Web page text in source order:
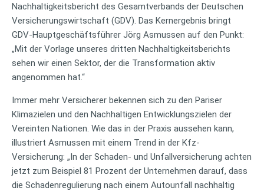
Nachhaltigkeitsbericht des Gesamtverbands der Deutschen
Versicherungswirtschaft (GDV). Das Kernergebnis bringt
GDV-Hauptgeschäftsführer Jörg Asmussen auf den Punkt:
„Mit der Vorlage unseres dritten Nachhaltigkeitsberichts
sehen wir einen Sektor, der die Transformation aktiv
angenommen hat.“
Immer mehr Versicherer bekennen sich zu den Pariser
Klimazielen und den Nachhaltigen Entwicklungszielen der
Vereinten Nationen. Wie das in der Praxis aussehen kann,
illustriert Asmussen mit einem Trend in der Kfz-
Versicherung: „In der Schaden- und Unfallversicherung achten
jetzt zum Beispiel 81 Prozent der Unternehmen darauf, dass
die Schadenregulierung nach einem Autounfall nachhaltig